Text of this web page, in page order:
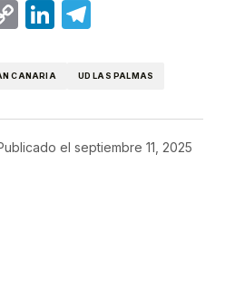
CopyLinkedIn
CANARIA UD LAS PALMAS
el septiembre 11, 2025